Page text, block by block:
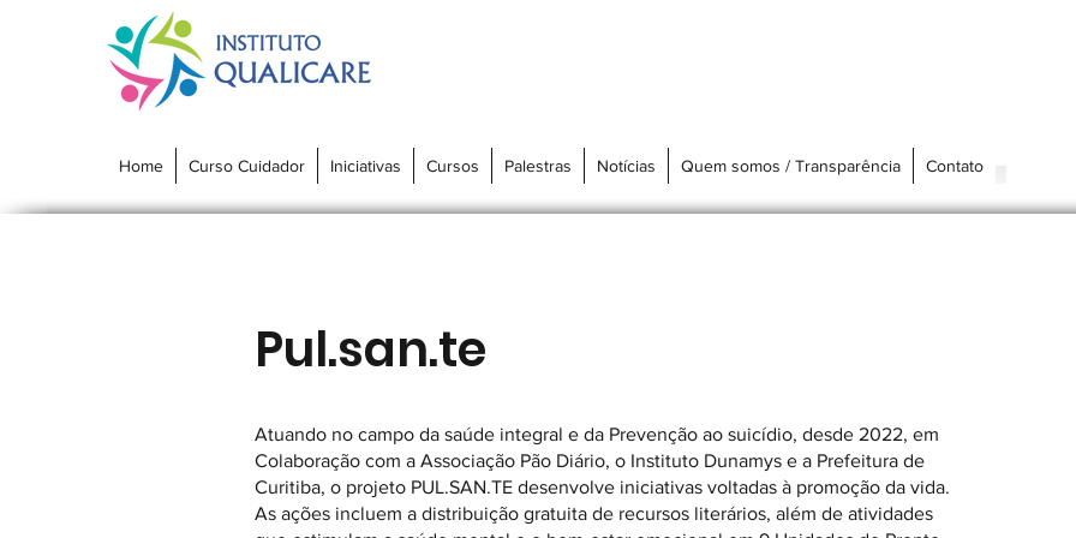
Home Curso Cuidador Iniciativas Cursos Palestras Notícias Quem somos / Transparência Contato
Pul.san.te
Atuando no campo da saúde integral e da Prevenção ao suicídio, desde 2022, em
Colaboração com a Associação Pão Diário, o Instituto Dunamys e a Prefeitura de
Curitiba, o projeto PUL.SAN.TE desenvolve iniciativas voltadas à promoção da vida.
As ações incluem a distribuição gratuita de recursos literários, além de atividades